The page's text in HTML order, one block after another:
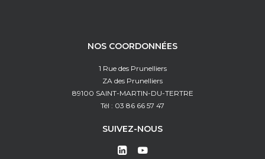
NOS COORDONNÉES
1 Rue des Prunelliers
ZA des Prunelliers
89100 SAINT-MARTIN-DU-TERTRE
Tél : 03 86 66 57 47
SUIVEZ-NOUS